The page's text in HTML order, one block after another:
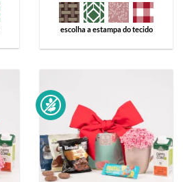
escolha a estampa do tecido